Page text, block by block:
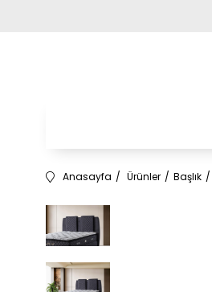
Anasayfa Ürünler Başlık